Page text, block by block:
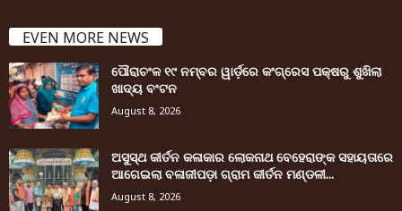
EVEN MORE NEWS
ପୌରାଚଂଳ ୧୯ ନମ୍ବର ୱାର୍ଡ଼ରେ କଂଗ୍ରେସ ପକ୍ଷରୁ ଶୁଖିଲା
ଖାଦ୍ୟ ବଂଟନ
August 8, 2026
ଅସୁସ୍ଥ କୀର୍ତନ କଳାକାର ଲୋକନାଥ ବେହେରାଙ୍କ ସହାୟତାରେ
ଆଗେଇଲା ବଳାଜୀପଡ଼ା ଗ୍ରାମ କୀର୍ତନ ମଣ୍ଡଳୀ...
August 8, 2026